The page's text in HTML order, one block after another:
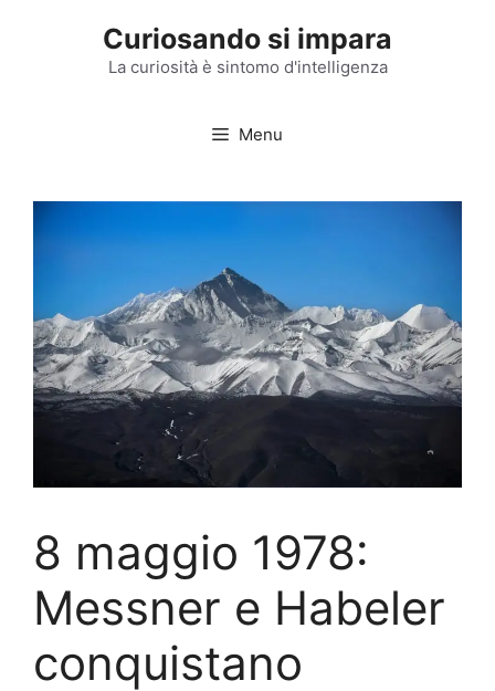
Curiosando si impara
La curiosità è sintomo d'intelligenza
Menu
8 maggio 1978:
Messner e Habeler
conquistano